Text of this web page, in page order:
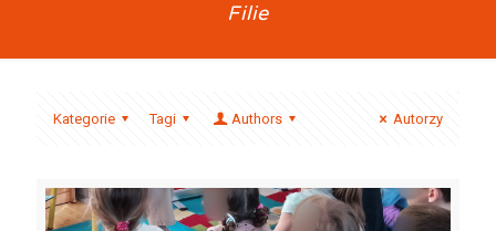
Filie
Kategorie Tagi Authors Autorzy